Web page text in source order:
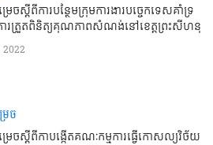
េចស្ដីពីការបន្ថែមក្រុមការងារបច្ចេកទេសគាំទ្រ
ារត្រួតពិនិត្យគុណភាពសំណង់នៅខេត្តព្រះសីហនុ
2022
េច
េចស្ដីពីកាបង្កើតគណៈកម្មការធ្វើកោសល្យវិច័យ